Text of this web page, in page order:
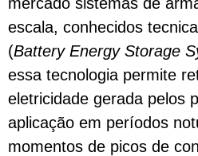
escala, conhecidos
(Battery Energy Storage
essa tecnologia permite
eletricidade gerada pelos
aplicação em períodos
momentos de picos de